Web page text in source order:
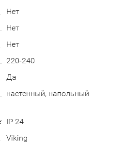
Нет
Нет
Нет
220-240
Да
настенный, напольный
IP 24
Viking